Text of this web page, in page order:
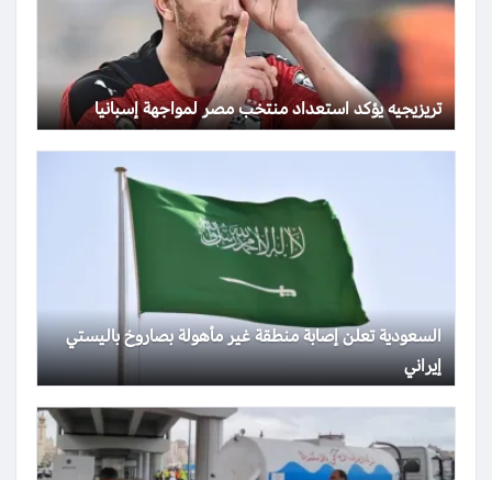
تريزيجيه يؤكد استعداد منتخب مصر لمواجهة إسبانيا
السعودية تعلن إصابة منطقة غير مأهولة بصاروخ باليستي
إيراني